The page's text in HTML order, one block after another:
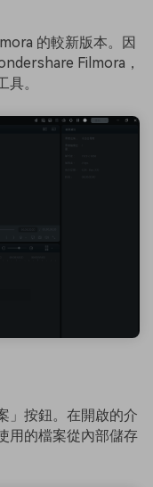
的較新版本。因
Filmora，
。
」按鈕。在開啟的介
用的檔案從內部儲存